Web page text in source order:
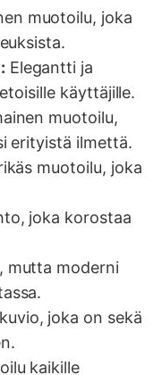
muotoilu, joka
Elegantti ja
käyttäjille.
muotoilu,
erityistä ilmettä.
muotoilu, joka
joka korostaa
mutta moderni
joka on sekä
kaikille